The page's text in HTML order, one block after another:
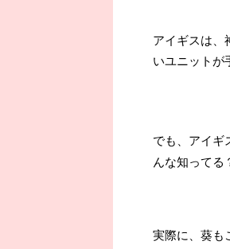
アイギスは、
いユニットが
でも、アイギ
んな知ってる
実際に、葵も